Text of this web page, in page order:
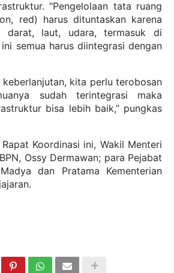
"Pengelolaan tata ruang
red) harus dituntaskan karena
darat, laut, udara, termasuk di
semua harus diintegrasi dengan
keberlanjutan, kita perlu terobosan
sudah terintegrasi maka
bisa lebih baik,” pungkas
Koordinasi ini, Wakil Menteri
Ossy Dermawan; para Pejabat
dan Pratama Kementerian